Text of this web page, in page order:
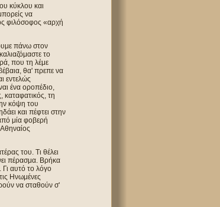
κύκλου και
να
φιλόσοφος «αρχή
πάνω στον
το
που τη λέμε
θα' πρεπε να
εντελώς
ένα οροπέδιο,
καταφατικός, τη
κόψη του
και πέφτει στην
μία φοβερή
του. Τι θέλει
πέρασμα. Βρήκα
αυτό το λόγο
Ηνωμένες
να σταθούν σ'